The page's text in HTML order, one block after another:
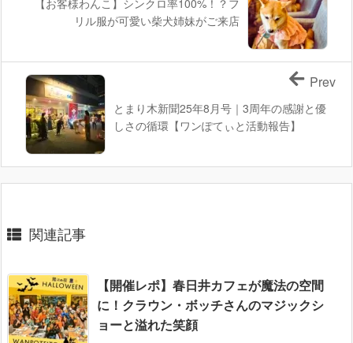
【お客様わんこ】シンクロ率100%！？フ
リル服が可愛い柴犬姉妹がご来店
とまり木新聞25年8月号｜3周年の感謝と優
しさの循環【ワンぽてぃと活動報告】
Prev
関連記事
【開催レポ】春日井カフェが魔法の空間
に！クラウン・ボッチさんのマジックシ
ョーと溢れた笑顔